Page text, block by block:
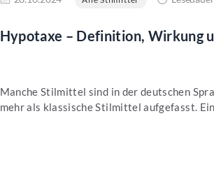
Hypotaxe – Definition, Wirkung
Manche Stilmittel sind in der deutschen
mehr als klassische Stilmittel aufgefasst.